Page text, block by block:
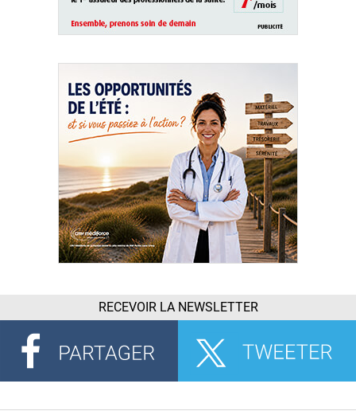
RECEVOIR LA NEWSLETTER